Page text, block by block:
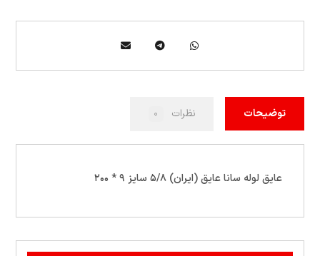
توضیحات نظرات ۰
عايق لوله سانا عايق (ايران) ۵/۸ سايز ۹ * ۲۰۰